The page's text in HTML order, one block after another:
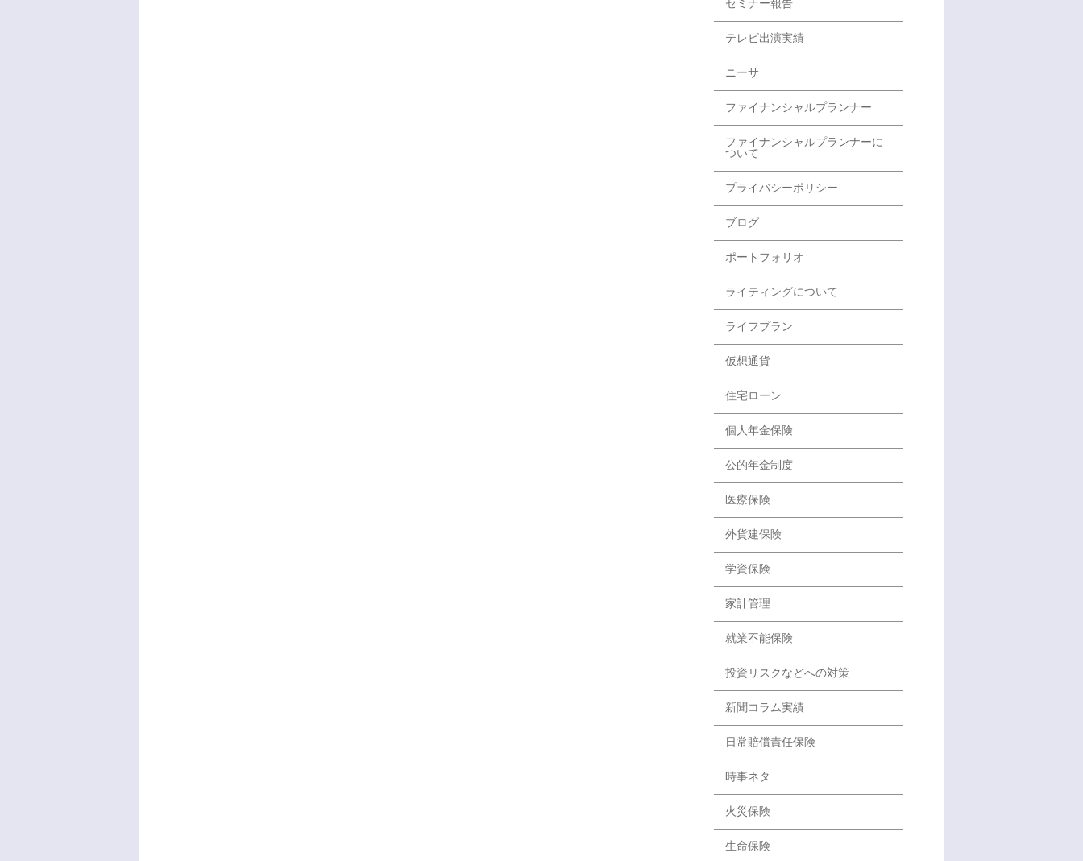
セミナー報告
テレビ出演実績
ニーサ
ファイナンシャルプランナー
ファイナンシャルプランナーに
ついて
プライバシーポリシー
ブログ
ポートフォリオ
ライティングについて
ライフプラン
仮想通貨
住宅ローン
個人年金保険
公的年金制度
医療保険
外貨建保険
学資保険
家計管理
就業不能保険
投資リスクなどへの対策
新聞コラム実績
日常賠償責任保険
時事ネタ
火災保険
生命保険